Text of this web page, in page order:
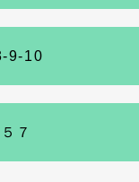
9-10
７